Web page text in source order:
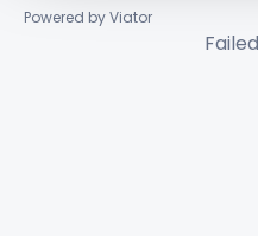
Powered by Viator